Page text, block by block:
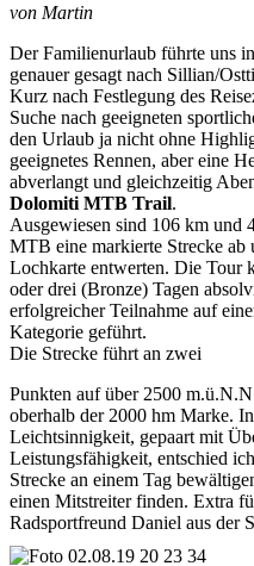
von Martin
Der Familienurlaub führte uns
genauer gesagt nach Sillian/
Kurz nach Festlegung des
Suche nach geeigneten
den Urlaub ja nicht ohne
geeignetes Rennen, aber eine
abverlangt und gleichzeitig
Dolomiti MTB Trail.
Ausgewiesen sind 106 km und
MTB eine markierte Strecke ab
Lochkarte entwerten. Die Tour
oder drei (Bronze) Tagen
erfolgreicher Teilnahme auf
Kategorie geführt.
Die Strecke führt an zwei
Punkten auf über 2500
oberhalb der 2000 hm Marke.
Leichtsinnigkeit, gepaart mit
Leistungsfähigkeit, entschied
Strecke an einem Tag
einen Mitstreiter finden. Extra
Radsportfreund Daniel aus der